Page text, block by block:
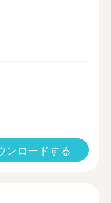
ンロードする